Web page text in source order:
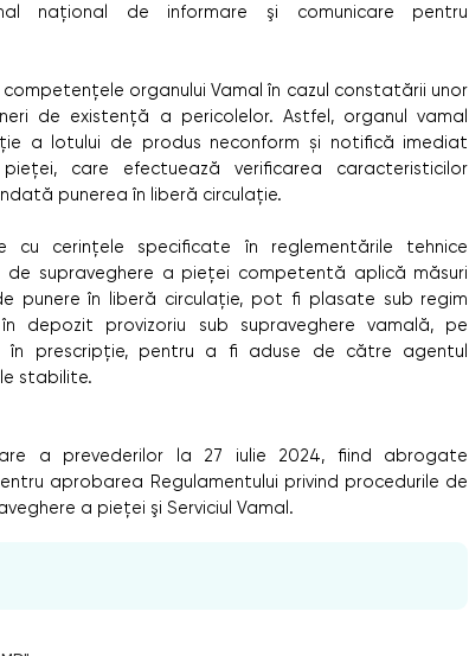
național de informare şi comunicare pentru
organului Vamal în cazul constatării unor
de existență a pericolelor. Astfel, organul vamal
a lotului de produs neconform și notifică imediat
care efectuează verificarea caracteristicilor
punerea în liberă circulație.
cu cerinţele specificate în reglementările tehnice
supraveghere a pieţei competentă aplică măsuri
punere în liberă circulaţie, pot fi plasate sub regim
depozit provizoriu sub supraveghere vamală, pe
prescripție, pentru a fi aduse de către agentul
stabilite.
a prevederilor la 27 iulie 2024, fiind abrogate
aprobarea Regulamentului privind procedurile de
a pieţei şi Serviciul Vamal.